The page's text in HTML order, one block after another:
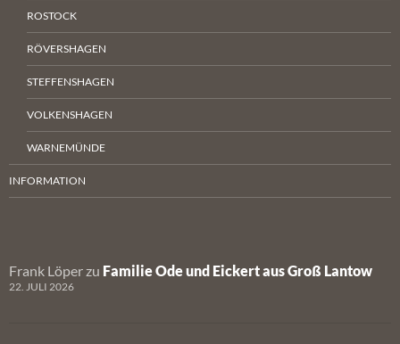
ROSTOCK
RÖVERSHAGEN
STEFFENSHAGEN
VOLKENSHAGEN
WARNEMÜNDE
INFORMATION
Frank Löper zu Familie Ode und Eickert aus Groß Lantow
22. JULI 2026